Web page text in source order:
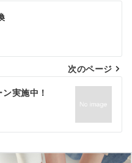
次のページ
実施中！